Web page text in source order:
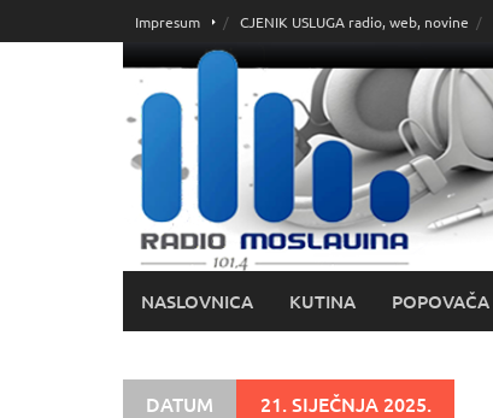
do
Impresum CJENIK USLUGA radio, web, novine
NASLOVNICA KUTINA POPOVAČA
DATUM 21. SIJEČNJA 2025.